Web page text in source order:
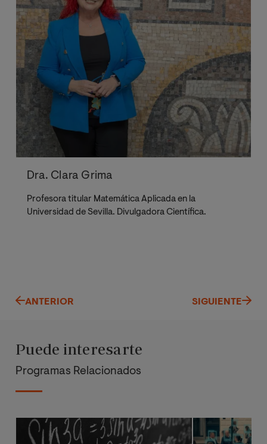
Dra. Clara Grima
Profesora titular Matemática Aplicada en la
Universidad de Sevilla. Divulgadora Científica.
ANTERIOR SIGUIENTE
Puede interesarte
Programas Relacionados